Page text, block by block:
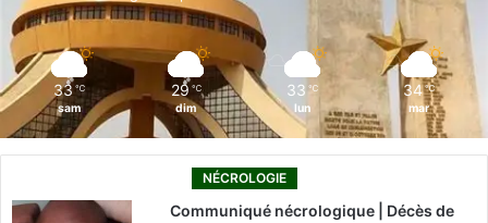
k
n
33 ℃
sam
29 ℃
dim
33 ℃
lun
34 ℃
mar
NÉCROLOGIE
Communiqué nécrologique | Décès de